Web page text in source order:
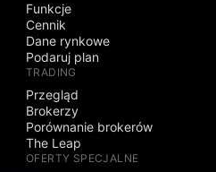
Funkcje
Cennik
Dane rynkowe
Podaruj plan
TRADING
Przegląd
Brokerzy
Porównanie brokerów
The Leap
OFERTY SPECJALNE